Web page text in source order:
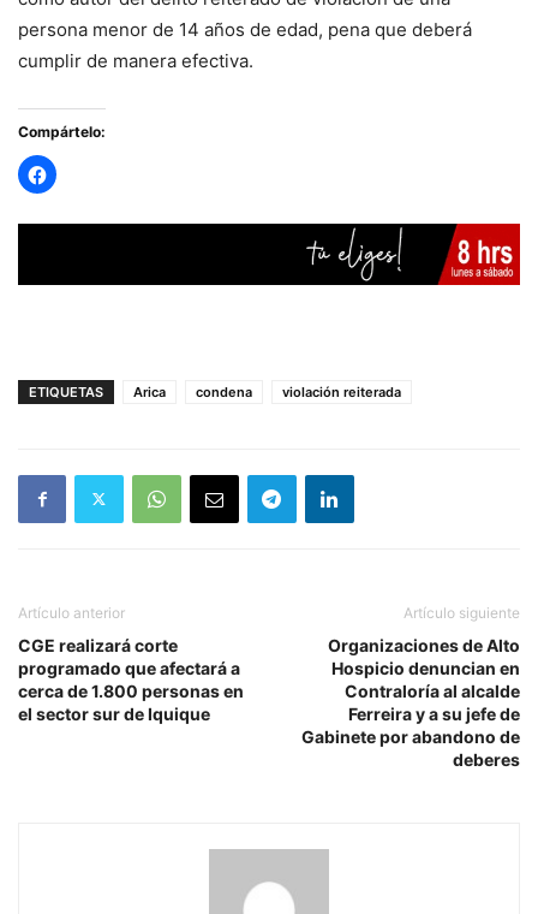
persona menor de 14 años de edad, pena que deberá
cumplir de manera efectiva.
Compártelo:
ETIQUETAS Arica condena violación reiterada
Artículo anterior
CGE realizará corte
programado que afectará a
cerca de 1.800 personas en
el sector sur de Iquique
Artículo siguiente
Organizaciones de Alto
Hospicio denuncian en
Contraloría al alcalde
Ferreira y a su jefe de
Gabinete por abandono de
deberes